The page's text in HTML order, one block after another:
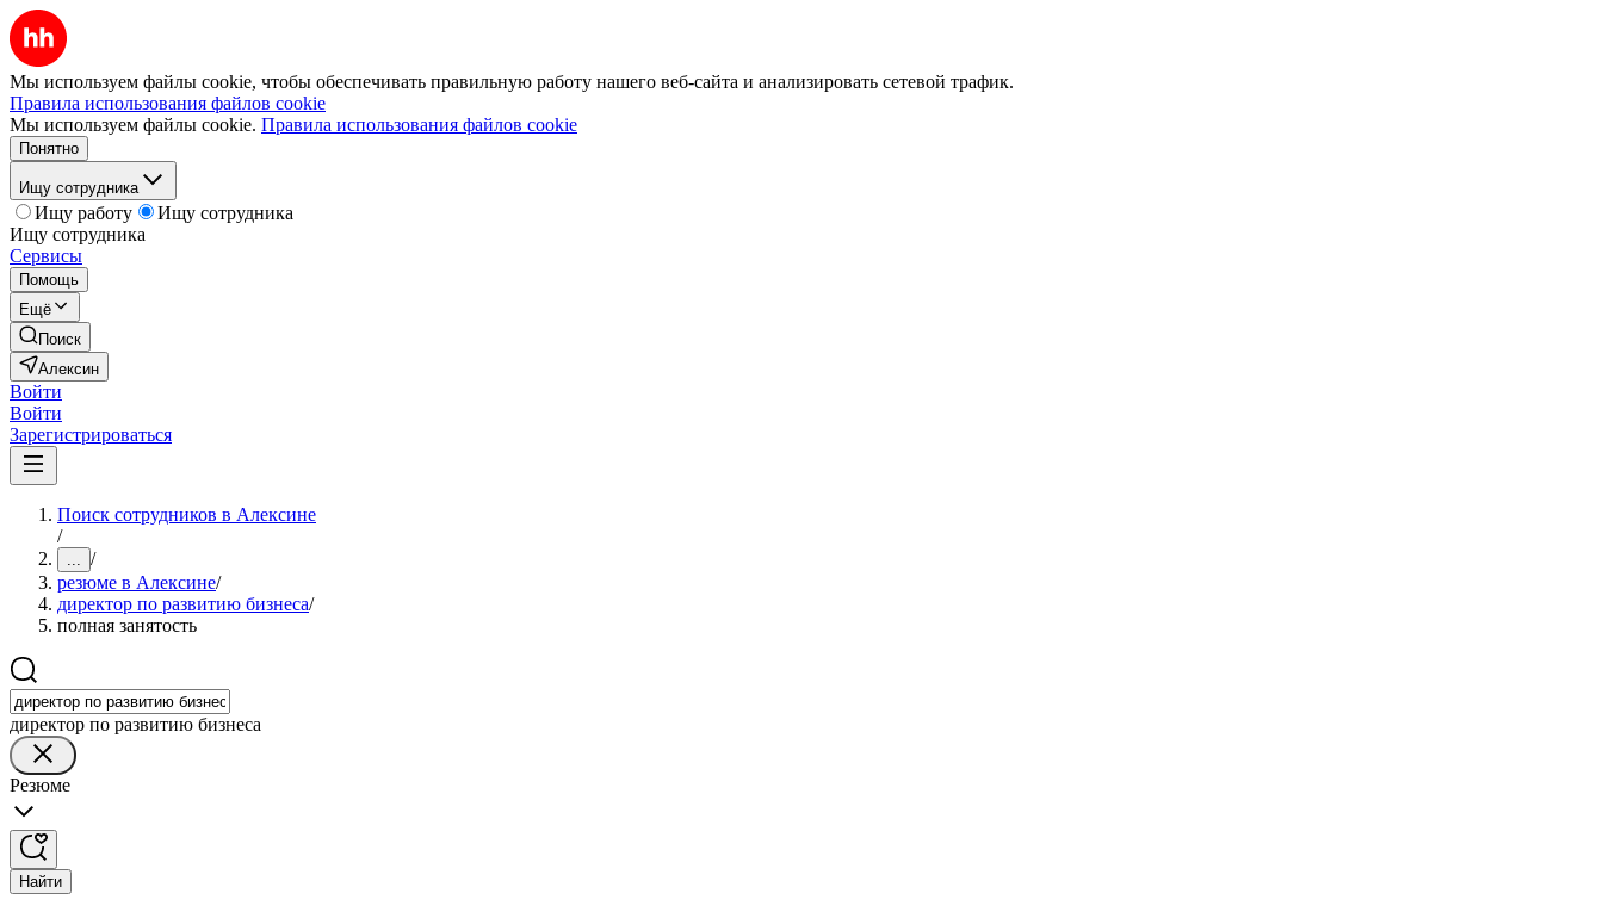
Мы используем файлы cookie, чтобы обеспечивать правильную работу нашего веб-сайта и анализировать сетевой трафик.
Правила использования файлов cookie
Мы используем файлы cookie. Правила использования файлов cookie
Понятно
Ищу сотрудника
Ищу работу
Ищу сотрудника
Ищу сотрудника
Сервисы
Помощь
Ещё
Поиск
Алексин
Войти
Войти
Зарегистрироваться
Поиск сотрудников в Алексине
/
... /
резюме в Алексине/
директор по развитию бизнеса/
полная занятость
директор по развитию бизнеса
Резюме
Найти